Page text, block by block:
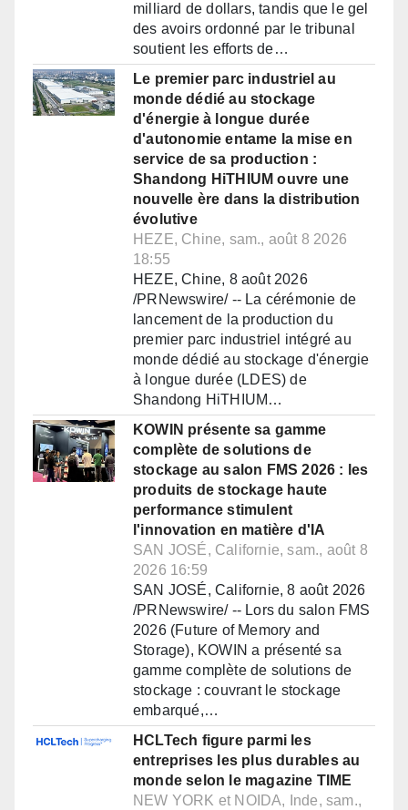
milliard de dollars, tandis que le gel
des avoirs ordonné par le tribunal
soutient les efforts de…
Le premier parc industriel au
monde dédié au stockage
d'énergie à longue durée
d'autonomie entame la mise en
service de sa production :
Shandong HiTHIUM ouvre une
nouvelle ère dans la distribution
évolutive
HEZE, Chine, sam., août 8 2026
18:55
HEZE, Chine, 8 août 2026
/PRNewswire/ -- La cérémonie de
lancement de la production du
premier parc industriel intégré au
monde dédié au stockage d'énergie
à longue durée (LDES) de
Shandong HiTHIUM…
KOWIN présente sa gamme
complète de solutions de
stockage au salon FMS 2026 : les
produits de stockage haute
performance stimulent
l'innovation en matière d'IA
SAN JOSÉ, Californie, sam., août 8
2026 16:59
SAN JOSÉ, Californie, 8 août 2026
/PRNewswire/ -- Lors du salon FMS
2026 (Future of Memory and
Storage), KOWIN a présenté sa
gamme complète de solutions de
stockage : couvrant le stockage
embarqué,…
HCLTech figure parmi les
entreprises les plus durables au
monde selon le magazine TIME
NEW YORK et NOIDA, Inde, sam.,